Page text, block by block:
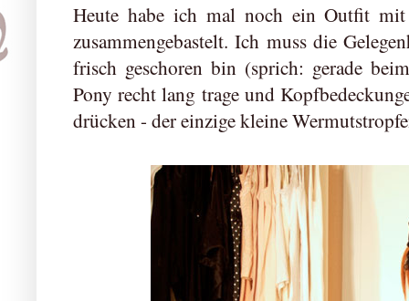
Heute habe ich mal noch ein Outfit
zusammengebastelt. Ich muss die
frisch geschoren bin (sprich: gerade
Pony recht lang trage und
drücken - der einzige kleine